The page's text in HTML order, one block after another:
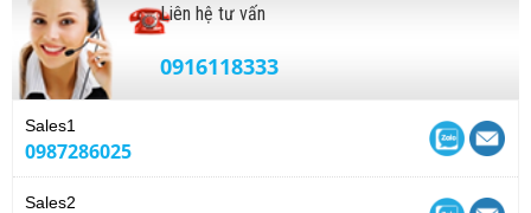
Liên hệ tư vấn
0916118333
Sales1
0987286025
Sales2